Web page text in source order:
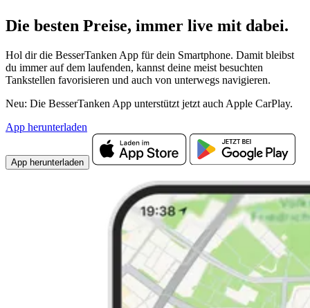
Die besten Preise, immer live mit dabei.
Hol dir die BesserTanken App für dein Smartphone. Damit bleibst
du immer auf dem laufenden, kannst deine meist besuchten
Tankstellen favorisieren und auch von unterwegs navigieren.
Neu: Die BesserTanken App unterstützt jetzt auch Apple CarPlay.
App herunterladen
App herunterladen